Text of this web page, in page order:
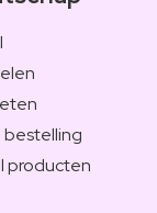
producten